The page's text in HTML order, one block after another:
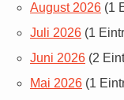
August 2026 (1
Juli 2026 (1
Juni 2026 (2
Mai 2026 (1